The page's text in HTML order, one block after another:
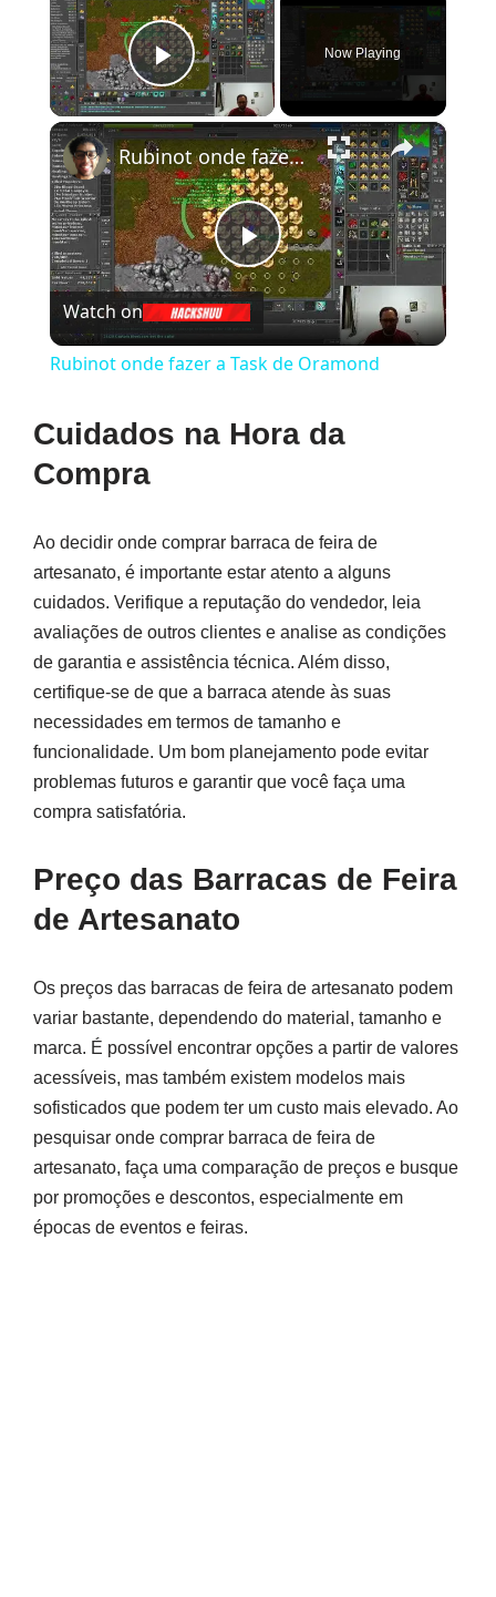
Play Video
Now Playing
×
Play
Video
Rubinot onde fazer a Task de Oramond
Watch on
Rubinot onde fazer a Task de Oramond
Cuidados na Hora da
Compra
Ao decidir onde comprar barraca de feira de
artesanato, é importante estar atento a alguns
cuidados. Verifique a reputação do vendedor, leia
avaliações de outros clientes e analise as condições
de garantia e assistência técnica. Além disso,
certifique-se de que a barraca atende às suas
necessidades em termos de tamanho e
funcionalidade. Um bom planejamento pode evitar
problemas futuros e garantir que você faça uma
compra satisfatória.
Preço das Barracas de Feira
de Artesanato
Os preços das barracas de feira de artesanato podem
variar bastante, dependendo do material, tamanho e
marca. É possível encontrar opções a partir de valores
acessíveis, mas também existem modelos mais
sofisticados que podem ter um custo mais elevado. Ao
pesquisar onde comprar barraca de feira de
artesanato, faça uma comparação de preços e busque
por promoções e descontos, especialmente em
épocas de eventos e feiras.